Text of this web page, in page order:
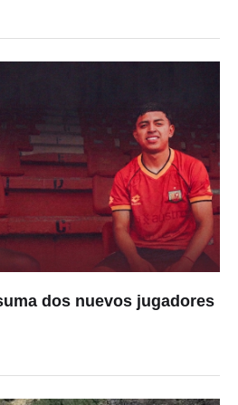
dos nuevos jugadores